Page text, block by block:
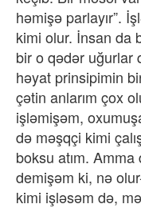
həmişə parlayır”.
kimi olur. İnsan da
bir o qədər uğurlar
həyat prinsipimin
çətin anlarım çox
işləmişəm,
də məşqçi kimi
boksu atım.
demişəm ki, nə
kimi işləsəm də,